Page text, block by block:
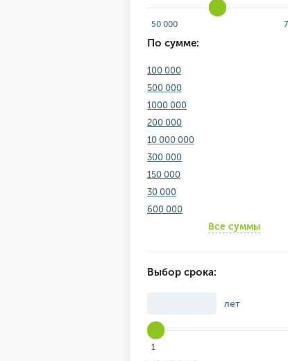
50 000
По сумме:
100 000
500 000
1000 000
200 000
10 000 000
300 000
150 000
30 000
600 000
Все суммы
Выбор срока:
лет
1